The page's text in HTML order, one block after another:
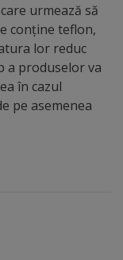
urmează să
conține teflon,
lor reduc
a produselor va
în cazul
pe asemenea